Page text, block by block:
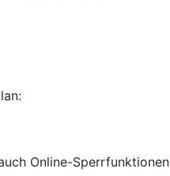
Online-Sperrfunktionen